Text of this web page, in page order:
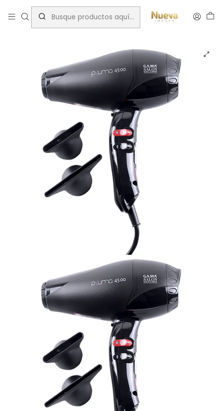
Inicio Secadores/planchas Secadores
Gama secador pluma 4500 oxy active black